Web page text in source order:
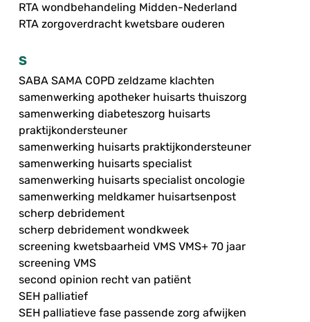
RTA wondbehandeling Midden-Nederland
RTA zorgoverdracht kwetsbare ouderen
S
SABA SAMA COPD zeldzame klachten
samenwerking apotheker huisarts thuiszorg
samenwerking diabeteszorg huisarts
praktijkondersteuner
samenwerking huisarts praktijkondersteuner
samenwerking huisarts specialist
samenwerking huisarts specialist oncologie
samenwerking meldkamer huisartsenpost
scherp debridement
scherp debridement wondkweek
screening kwetsbaarheid VMS VMS+ 70 jaar
screening VMS
second opinion recht van patiënt
SEH palliatief
SEH palliatieve fase passende zorg afwijken